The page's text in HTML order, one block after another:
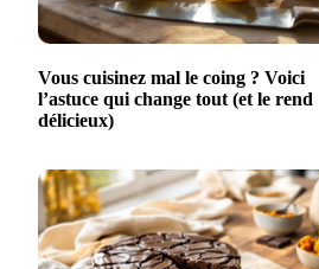
Vous cuisinez mal le coing ? Voici
l’astuce qui change tout (et le rend
délicieux)